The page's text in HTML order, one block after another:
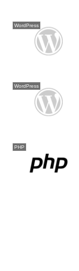
WordPress
WordPress
PHP